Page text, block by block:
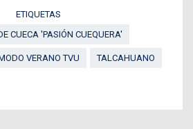
ETIQUETAS
CUECA 'PASIÓN CUEQUERA'
VERANO TVU TALCAHUANO